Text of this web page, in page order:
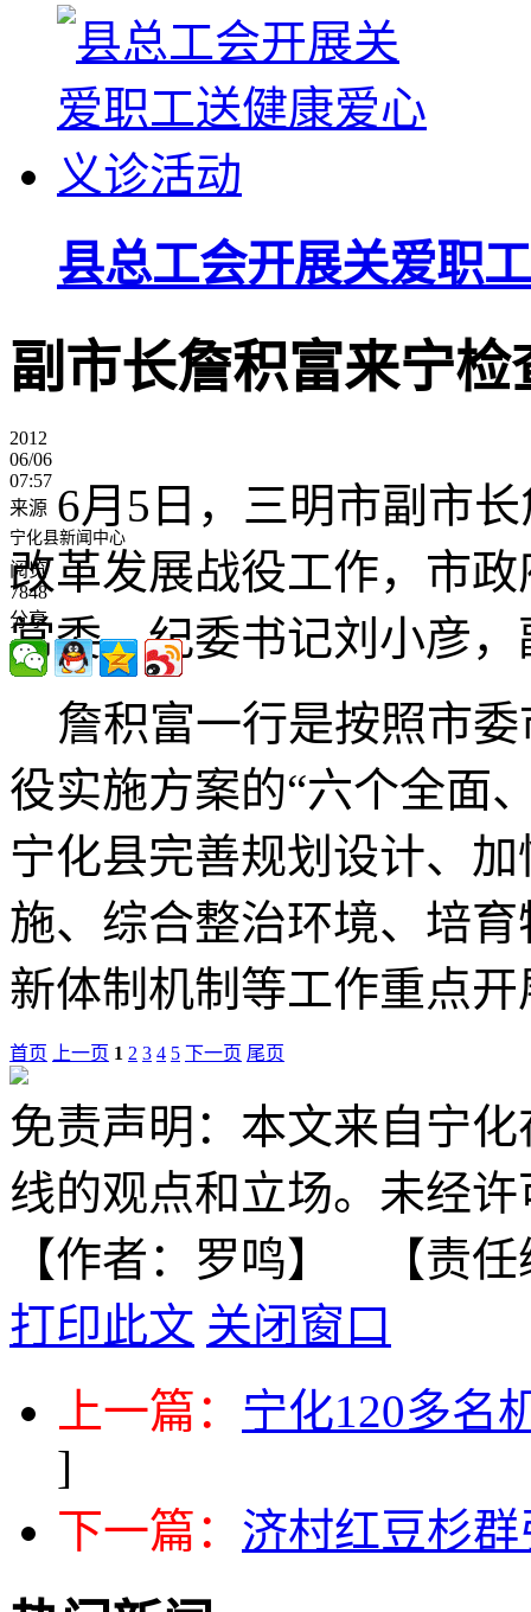
县总工会开展关爱职
副市长詹积富来宁
2012
06/06
07:57
来源
宁化县新闻中心
阅览
7848
分享
6月5日，三明市副市长
改革发展战役工作，市
常委、纪委书记刘小彦
詹积富一行是按照市委
役实施方案的“六个全面
宁化县完善规划设计、
施、综合整治环境、培
新体制机制等工作重点
首页 上一页 1 2 3 4 5 下一页 尾页
免责声明：本文来自宁
线的观点和立场。未经
【作者：罗鸣】 【责任
打印此文 关闭窗口
上一篇： 宁化120多名
]
下一篇： 济村红豆杉